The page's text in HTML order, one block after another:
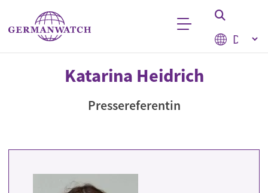
Direkt zum Inhalt
Select
StichwortsucheKatarina Heidrich
Pressereferentin